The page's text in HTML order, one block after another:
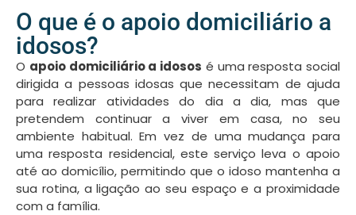
O que é o apoio domiciliário a
idosos?
O apoio domiciliário a idosos é uma resposta social
dirigida a pessoas idosas que necessitam de ajuda
para realizar atividades do dia a dia, mas que
pretendem continuar a viver em casa, no seu
ambiente habitual. Em vez de uma mudança para
uma resposta residencial, este serviço leva o apoio
até ao domicílio, permitindo que o idoso mantenha a
sua rotina, a ligação ao seu espaço e a proximidade
com a família.